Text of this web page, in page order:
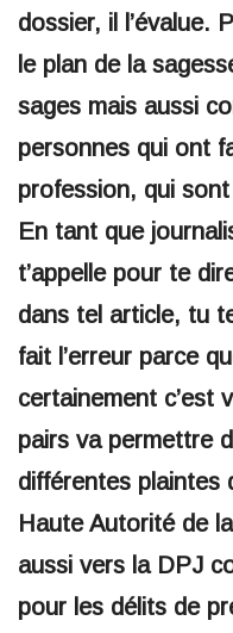
dossier, il l’évalue.
le plan de la
sages mais aussi
personnes qui ont
profession, qui
En tant que
t’appelle pour te
dans tel article, tu
fait l’erreur parce
certainement c’est
pairs va permettre
différentes plaintes
Haute Autorité de
aussi vers la DPJ
pour les délits de